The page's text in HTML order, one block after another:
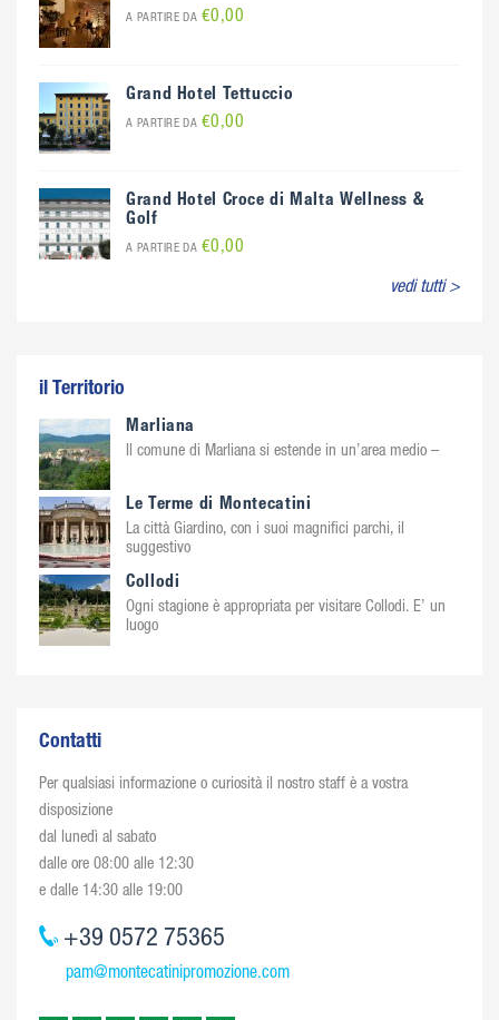
A PARTIRE DA €0,00
Grand Hotel Tettuccio
A PARTIRE DA €0,00
Grand Hotel Croce di Malta Wellness &
Golf
A PARTIRE DA €0,00
vedi tutti >
il Territorio
Marliana
Il comune di Marliana si estende in un’area medio –
Le Terme di Montecatini
La città Giardino, con i suoi magnifici parchi, il
suggestivo
Collodi
Ogni stagione è appropriata per visitare Collodi. E’ un
luogo
Contatti
Per qualsiasi informazione o curiosità il nostro staff è a vostra
disposizione
dal lunedì al sabato
dalle ore 08:00 alle 12:30
e dalle 14:30 alle 19:00
+39 0572 75365
pam@montecatinipromozione.com